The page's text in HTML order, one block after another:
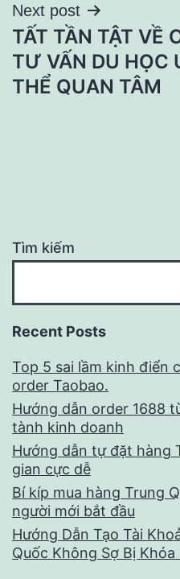
viết
Next post
TẤT TẦN TẬT VỀ
TƯ VẤN DU HỌC
THỂ QUAN TÂM
Tìm kiếm
Recent Posts
Top 5 sai lầm kinh điển
order Taobao.
Hướng dẫn order 1688
tành kinh doanh
Hướng dẫn tự đặt hàng
gian cực dễ
Bí kíp mua hàng Trung
người mới bắt đầu
Hướng Dẫn Tạo Tài
Quốc Không Sợ Bị Khóa